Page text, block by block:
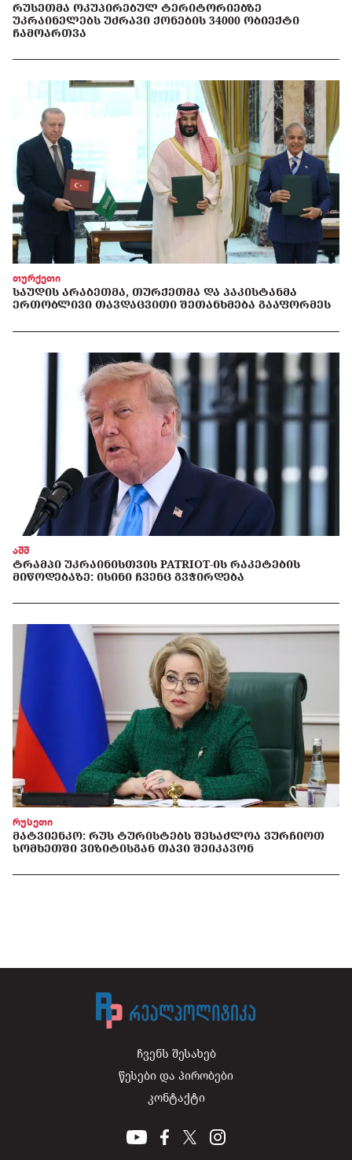
ᲠᲣᲡᲔᲗᲛᲐ ᲝᲙᲣᲞᲘᲠᲔᲑᲣᲚ ᲢᲔᲠᲘᲢᲝᲠᲘᲔᲑᲖᲔ
ᲣᲙᲠᲐᲘᲜᲔᲚᲔᲑᲡ ᲣᲫᲠᲐᲕᲘ ᲥᲝᲜᲔᲑᲘᲡ 34000 ᲝᲑᲘᲔᲥᲢᲘ
ᲩᲐᲛᲝᲐᲠᲗᲕᲐ
თურქეთი
ᲡᲐᲣᲓᲘᲡ ᲐᲠᲐᲑᲔᲗᲛᲐ, ᲗᲣᲠᲥᲔᲗᲛᲐ ᲓᲐ ᲞᲐᲙᲘᲡᲢᲐᲜᲛᲐ
ᲔᲠᲗᲝᲑᲚᲘᲕᲘ ᲗᲐᲕᲓᲐᲪᲕᲘᲗᲘ ᲨᲔᲗᲐᲜᲮᲛᲔᲑᲐ ᲒᲐᲐᲤᲝᲠᲛᲔᲡ
აშშ
ᲢᲠᲐᲛᲞᲘ ᲣᲙᲠᲐᲘᲜᲘᲡᲗᲕᲘᲡ PATRIOT-ᲘᲡ ᲠᲐᲙᲔᲢᲔᲑᲘᲡ
ᲛᲘᲬᲝᲓᲔᲑᲐᲖᲔ: ᲘᲡᲘᲜᲘ ᲩᲕᲔᲜᲪ ᲒᲕᲭᲘᲠᲓᲔᲑᲐ
რუსეთი
ᲛᲐᲢᲕᲘᲔᲜᲙᲝ: ᲠᲣᲡ ᲢᲣᲠᲘᲡᲢᲔᲑᲡ ᲨᲔᲡᲐᲫᲚᲝᲐ ᲕᲣᲠᲩᲘᲝᲗ
ᲡᲝᲛᲮᲔᲗᲨᲘ ᲕᲘᲖᲘᲢᲘᲡᲒᲐᲜ ᲗᲐᲕᲘ ᲨᲔᲘᲙᲐᲕᲝᲜ
ჩვენს შესახებ
წესები და პირობები
კონტაქტი